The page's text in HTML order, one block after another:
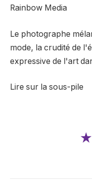
Rainbow Media
Le photographe
mode, la crudité de
expressive de l'art
Lire sur la sous-pile